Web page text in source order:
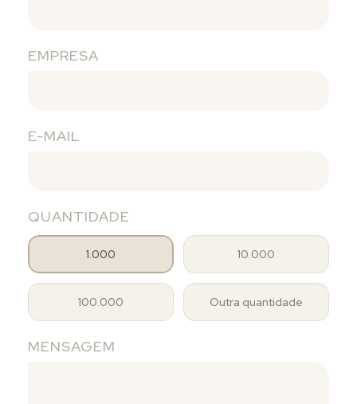
EMPRESA
E-MAIL
QUANTIDADE
1.000 10.000
100.000 Outra quantidade
MENSAGEM